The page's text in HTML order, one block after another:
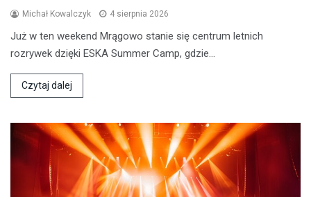
Michał Kowalczyk 4 sierpnia 2026
Już w ten weekend Mrągowo stanie się centrum letnich
rozrywek dzięki ESKA Summer Camp, gdzie…
Czytaj dalej